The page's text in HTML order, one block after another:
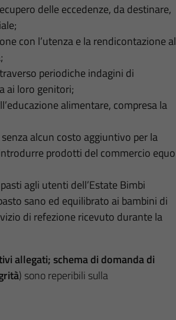
delle eccedenze, da destinare,
con l’utenza e la rendicontazione al
periodiche indagini di
ai loro genitori;
alimentare, compresa la
alcun costo aggiuntivo per la
prodotti del commercio equo
agli utenti dell’Estate Bimbi
sano ed equilibrato ai bambini di
di refezione ricevuto durante la
allegati; schema di domanda di
) sono reperibili sulla